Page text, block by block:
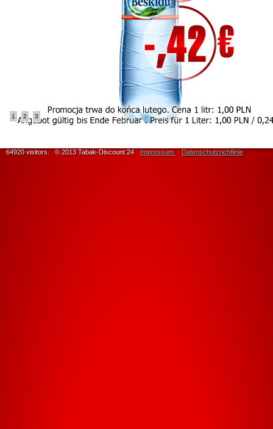
1 2 3
64920 visitors.© 2013 Tabak-Discount 24 Impressum Datenschutzrichtlinie